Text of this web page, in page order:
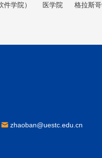
学院） 医学院 格拉斯
zhaoban@uestc.edu.cn